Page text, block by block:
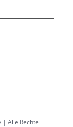
| Alle Rechte